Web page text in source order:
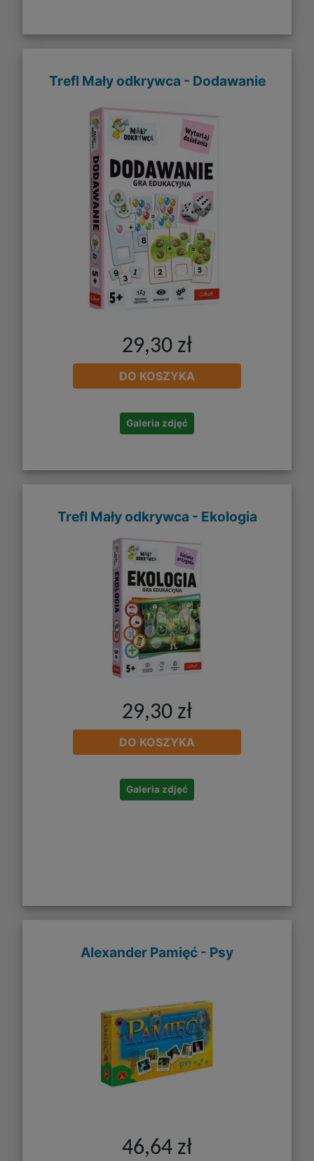
Trefl Mały odkrywca - Dodawanie
29,30 zł
DO KOSZYKA
Galeria zdjęć
Trefl Mały odkrywca - Ekologia
29,30 zł
DO KOSZYKA
Galeria zdjęć
Alexander Pamięć - Psy
46,64 zł